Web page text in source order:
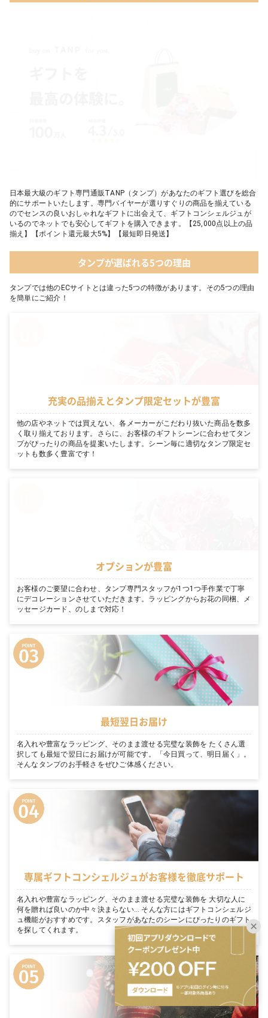
日本最大級のギフト専門通販TANP（タンプ）があなたのギフト選びを総合
的にサポートいたします。専門バイヤーが選りすぐりの商品を揃えている
のでセンスの良いおしゃれなギフトに出会えて、ギフトコンシェルジュが
いるのでネットでも安心してギフトを購入できます。【25,000点以上の品
揃え】【ポイント還元最大5%】【最短即日発送】
タンプが選ばれる5つの理由
タンプでは他のECサイトとは違った5つの特徴があります。その5つの理由
を簡単にご紹介！
充実の品揃えとタンプ限定セットが豊富
他の店やネットでは買えない、各メーカーがこだわり抜いた商品を数多
く取り揃えております。さらに、お客様のギフトシーンに合わせてタン
プがぴったりの商品を提案いたします。シーン毎に適切なタンプ限定セ
ットも数多く豊富です！
オプションが豊富
お客様のご要望に合わせ、タンプ専門スタッフが1つ1つ手作業で丁寧
にデコレーションさせていただきます。ラッピングからお花の同梱、メ
ッセージカード、のしまで対応！
最短翌日お届け
名入れや豊富なラッピング、そのまま渡せる完璧な装飾を たくさん選
択しても最短で翌日にお届けが可能です。「今日買って、明日届く」。
そんなタンプのお手軽さをぜひご体感ください。
専属ギフトコンシェルジュがお客様を徹底サポート
名入れや豊富なラッピング、そのまま渡せる完璧な装飾を 大切な人に
何を贈れば良いのか中々決まらない… そんな方にはギフトコンシェルジ
ュ機能がおすすめです。スタッフがあなたのシーンにぴったりのギフト
を探してくれます。